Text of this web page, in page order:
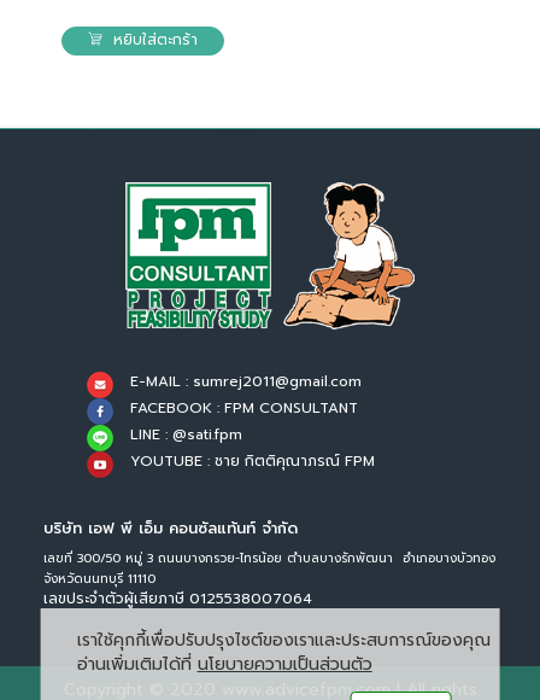
หยิบใส่ตะกร้า
E-MAIL : sumrej2011@gmail.com
FACEBOOK : FPM CONSULTANT
LINE : @sati.fpm
YOUTUBE : ชาย กิตติคุณาภรณ์ FPM
บริษัท เอฟ พี เอ็ม คอนซัลแท้นท์ จำกัด
เลขที่ 300/50 หมู่ 3 ถนนบางกรวย-ไทรน้อย ตำบลบางรักพัฒนา อำเภอบางบัวทอง
จังหวัดนนทบุรี 11110
เลขประจำตัวผู้เสียภาษี 0125538007064
Copyright © 2020 www.advicefpm.com | All rights
เราใช้คุกกี้เพื่อปรับปรุงไซต์ของเราและประสบการณ์ของคุณ
อ่านเพิ่มเติมได้ที่ นโยบายความเป็นส่วนตัว